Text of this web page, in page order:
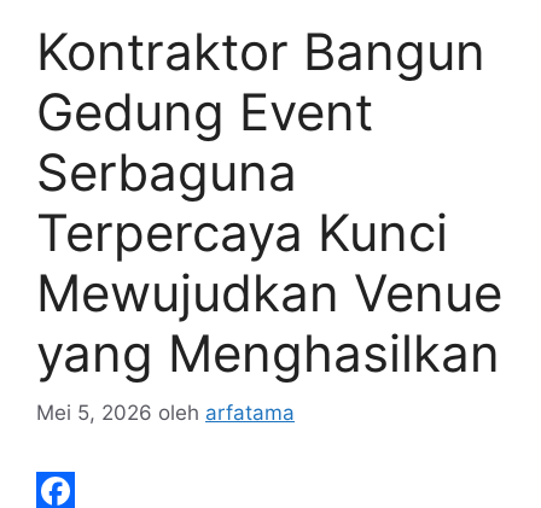
Kontraktor Bangun
Gedung Event
Serbaguna
Terpercaya Kunci
Mewujudkan Venue
yang Menghasilkan
Mei 5, 2026 oleh arfatama